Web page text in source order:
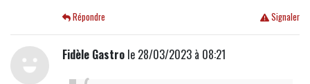
Signaler
Répondre
Fidèle Gastrole 28/03/2023 à 08:21